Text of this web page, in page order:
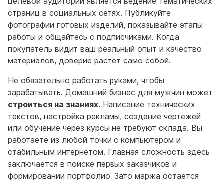
страниц в социальных сетях. Публикуйте
фотографии готовых изделий, показывайте этапы
работы и общайтесь с подписчиками. Когда
покупатель видит ваш реальный опыт и качество
материалов, доверие растет само собой.
Не обязательно работать руками, чтобы
зарабатывать. Домашний бизнес для мужчин может
строиться на знаниях. Написание технических
текстов, настройка рекламы, создание чертежей
или обучение через курсы не требуют склада. Вы
работаете из любой точки с компьютером и
стабильным интернетом. Главная сложность здесь
заключается в поиске первых заказчиков и
формировании портфолио. Зато маржа остается